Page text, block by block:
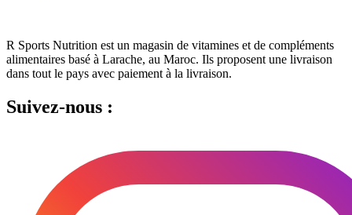
R Sports Nutrition est un magasin de vitamines et de compléments
alimentaires basé à Larache, au Maroc. Ils proposent une livraison
dans tout le pays avec paiement à la livraison.
Suivez-nous :